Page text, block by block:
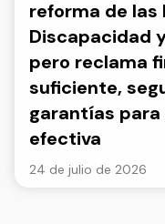
reforma de las
Discapacidad
pero reclama
suficiente,
garantías
efectiva
24 de julio de 2026